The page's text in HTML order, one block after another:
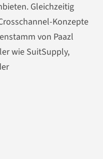
Gleichzeitig
Konzepte
von Paazl
wie SuitSupply,